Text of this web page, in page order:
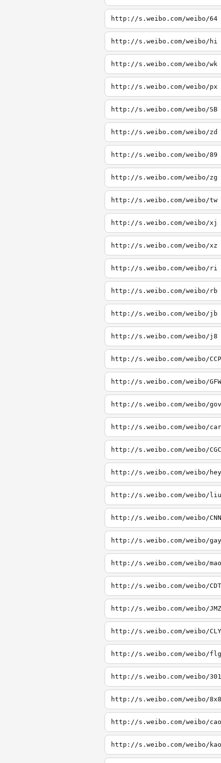
http://s.weibo.com/weibo/64
http://s.weibo.com/weibo/hi
http://s.weibo.com/weibo/wk
http://s.weibo.com/weibo/px
http://s.weibo.com/weibo/SB
http://s.weibo.com/weibo/zd
http://s.weibo.com/weibo/89
http://s.weibo.com/weibo/zg
http://s.weibo.com/weibo/tw
http://s.weibo.com/weibo/xj
http://s.weibo.com/weibo/xz
http://s.weibo.com/weibo/ri
http://s.weibo.com/weibo/rb
http://s.weibo.com/weibo/jb
http://s.weibo.com/weibo/j8
http://s.weibo.com/weibo/CCP
http://s.weibo.com/weibo/GFW
http://s.weibo.com/weibo/gov
http://s.weibo.com/weibo/car
http://s.weibo.com/weibo/CGC
http://s.weibo.com/weibo/hey
http://s.weibo.com/weibo/liu
http://s.weibo.com/weibo/CNN
http://s.weibo.com/weibo/gay
http://s.weibo.com/weibo/mao
http://s.weibo.com/weibo/CDT
http://s.weibo.com/weibo/JMZ
http://s.weibo.com/weibo/CLY
http://s.weibo.com/weibo/flg
http://s.weibo.com/weibo/301
http://s.weibo.com/weibo/8x8
http://s.weibo.com/weibo/cao
http://s.weibo.com/weibo/kao